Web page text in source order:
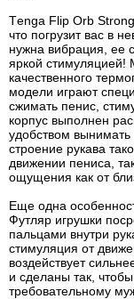
Тenga Flip Orb
что погрузит вас в
нужна вибрация, ее
яркой стимуляцией!
качественного
модели играют
сжимать пенис,
корпус выполнен
удобством
строение рукава
движении пениса,
ощущения как от
Еще одна
Футляр игрушки
пальцами внутри
стимуляция от
воздействует
и сделаны так,
требовательному